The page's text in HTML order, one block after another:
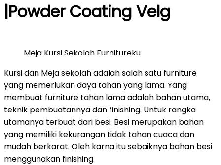
|Powder Coating Velg
Meja Kursi Sekolah Furnitureku
Kursi dan Meja sekolah adalah salah satu furniture
yang memerlukan daya tahan yang lama. Yang
membuat furniture tahan lama adalah bahan utama,
teknik pembuatannya dan finishing. Untuk rangka
utamanya terbuat dari besi. Besi merupakan bahan
yang memiliki kekurangan tidak tahan cuaca dan
mudah berkarat. Oleh karna itu sebaiknya bahan besi
menggunakan finishing.